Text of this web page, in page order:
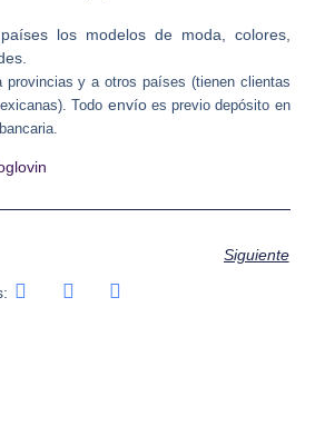
los modelos de moda, colores,
provincias y a otros países (tienen clientas
Todo envíoes previo depósito en
Siguiente